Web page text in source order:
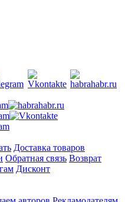
Доставка товаров
Обратная связь Возврат
Дисконт